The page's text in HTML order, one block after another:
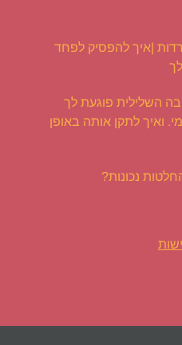
|איך להפסיק לפחד
השלילית פוגעת לך
ואיך לתקן אותה באופן
נכונות?